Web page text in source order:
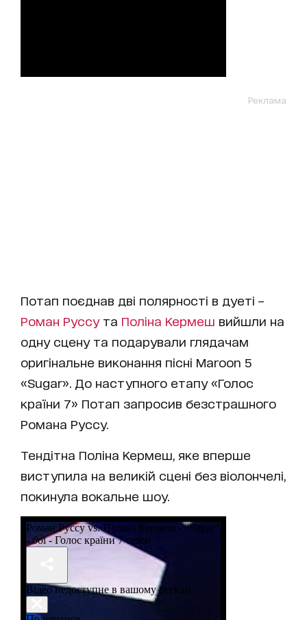
Реклама
Потап поєднав дві полярності в дуеті –
Роман Руссута Поліна Кермеш вийшли на
одну сцену та подарували глядачам
оригінальне виконання пісні Maroon 5
«Sugar». До наступного етапу «Голос
країни 7» Потап запросив безстрашного
Романа Руссу.
Тендітна Поліна Кермеш, яке вперше
виступила на великій сцені без віолончелі,
покинула вокальне шоу.